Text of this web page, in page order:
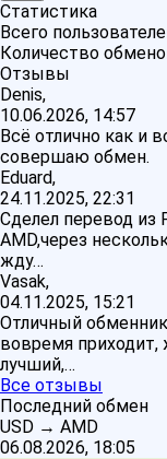
Статистика
Всего
Количество
Отзывы
Denis,
10.06.2026, 14:57
Всё отлично как и
совершаю обмен.
Eduard,
24.11.2025, 22:31
Сделел перевод из
AMD,через
жду…
Vasak,
04.11.2025, 15:21
Отличный
вовремя приходит,
лучший,…
Все отзывы
Последний обмен
USD → AMD
06.08.2026, 18:05